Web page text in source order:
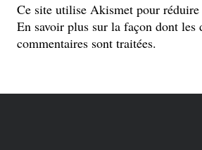
Ce site utilise Akismet pour réduire
En savoir plus sur la façon dont les
commentaires sont traitées.